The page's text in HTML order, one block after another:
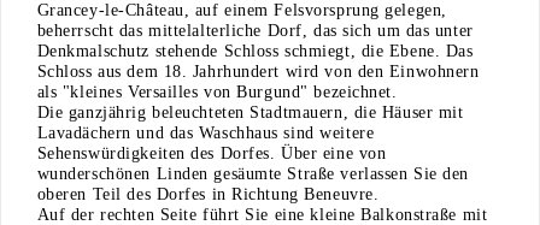
Grancey-le-Château, auf einem Felsvorsprung gelegen,
beherrscht das mittelalterliche Dorf, das sich um das unter
Denkmalschutz stehende Schloss schmiegt, die Ebene. Das
Schloss aus dem 18. Jahrhundert wird von den Einwohnern
als "kleines Versailles von Burgund" bezeichnet.
Die ganzjährig beleuchteten Stadtmauern, die Häuser mit
Lavadächern und das Waschhaus sind weitere
Sehenswürdigkeiten des Dorfes. Über eine von
wunderschönen Linden gesäumte Straße verlassen Sie den
oberen Teil des Dorfes in Richtung Beneuvre.
Auf der rechten Seite führt Sie eine kleine Balkonstraße mit